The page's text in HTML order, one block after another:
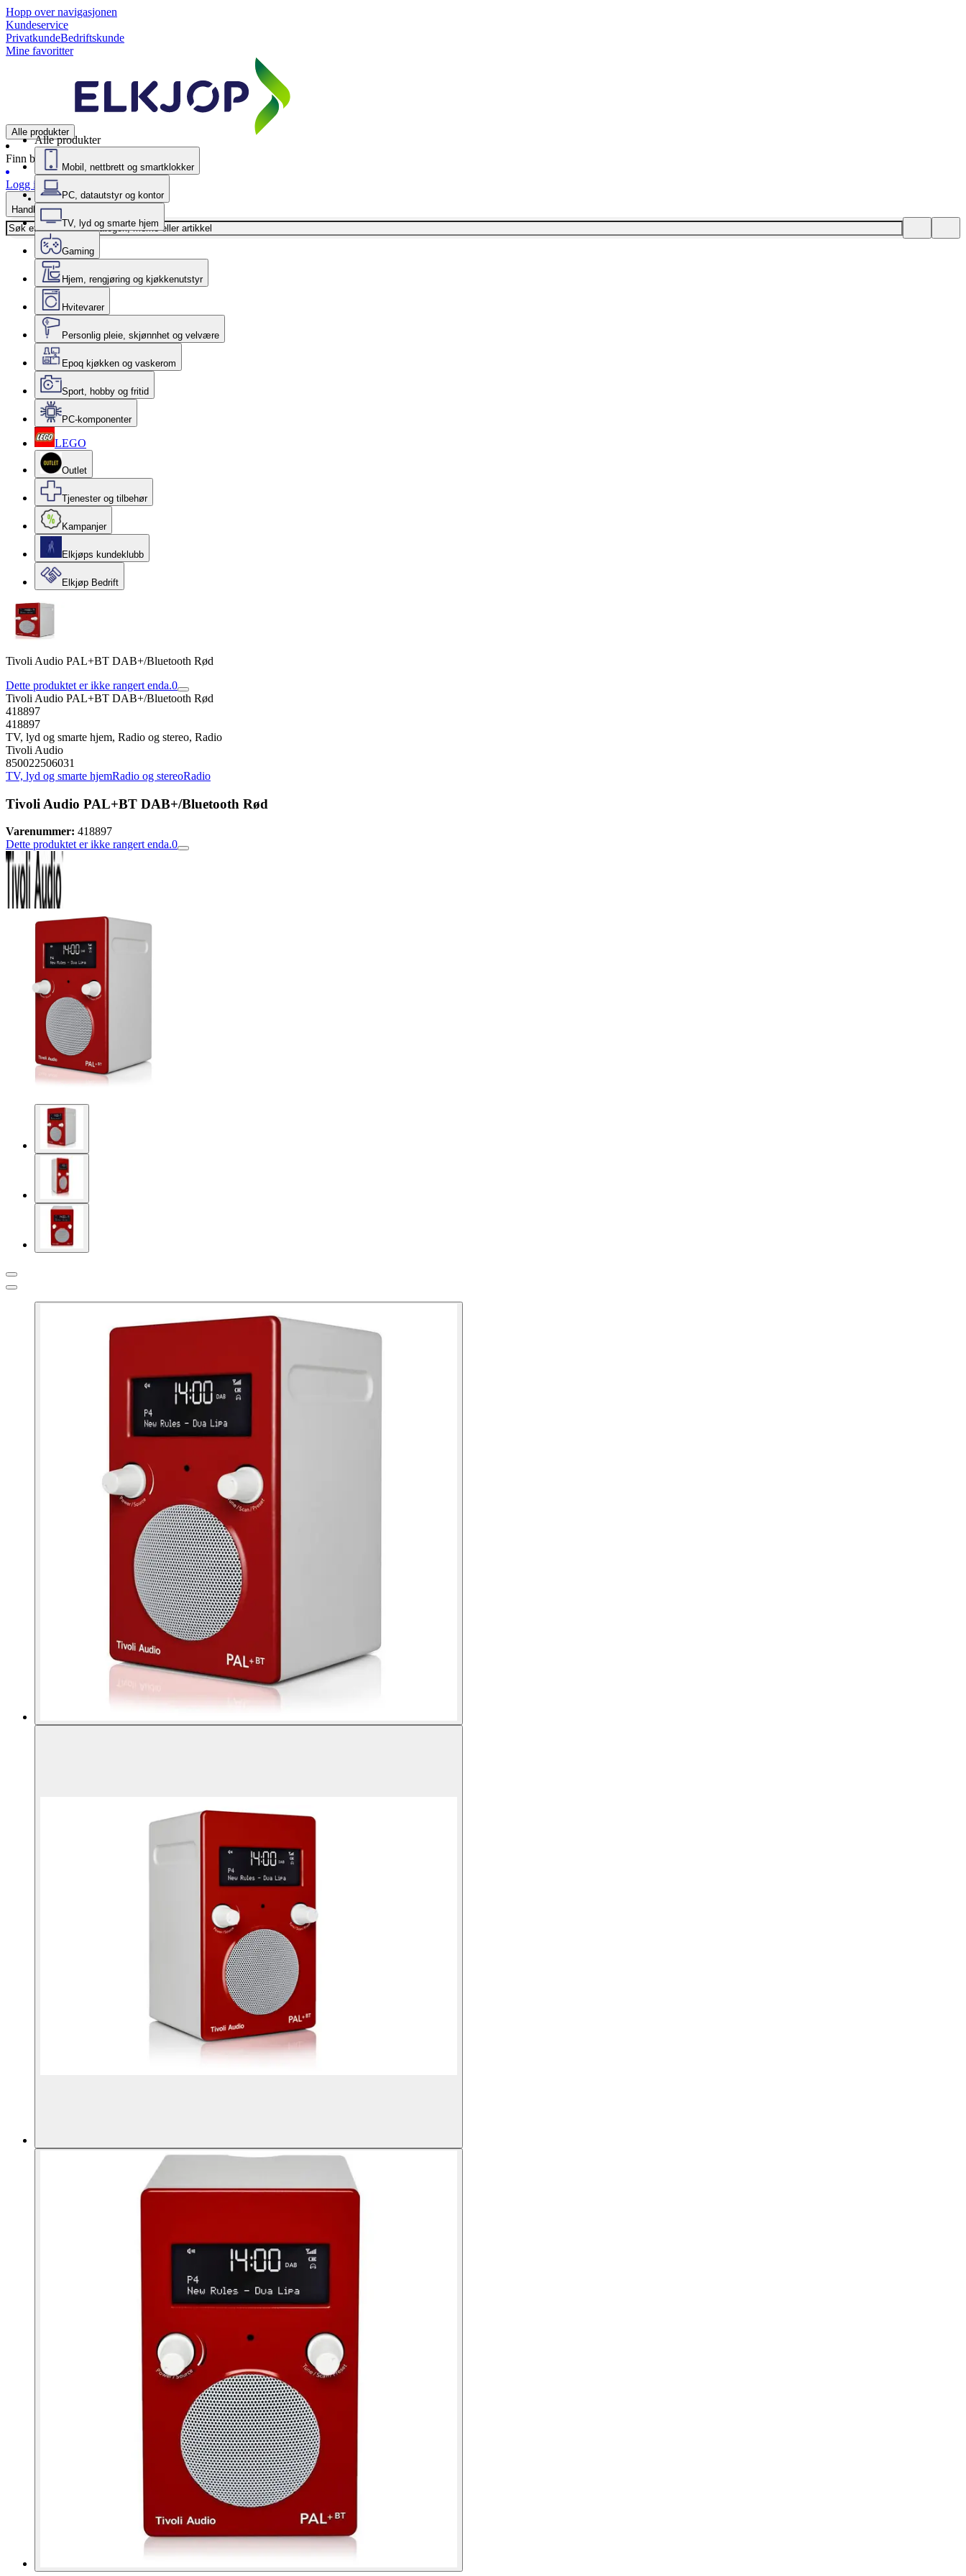
Hopp over navigasjonen
Kundeservice
PrivatkundeBedriftskunde
Mine favoritter
Alle produkter
Finn butikk
Logg inn
Handlekurv
Alle produkter
Mobil, nettbrett og smartklokker
PC, datautstyr og kontor
TV, lyd og smarte hjem
Gaming
Hjem, rengjøring og kjøkkenutstyr
Hvitevarer
Personlig pleie, skjønnhet og velvære
Epoq kjøkken og vaskerom
Sport, hobby og fritid
PC-komponenter
LEGO
Outlet
Tjenester og tilbehør
Kampanjer
Elkjøps kundeklubb
Elkjøp Bedrift
Tivoli Audio PAL+BT DAB+/Bluetooth Rød
Dette produktet er ikke rangert enda.0
Tivoli Audio PAL+BT DAB+/Bluetooth Rød
418897
418897
TV, lyd og smarte hjem, Radio og stereo, Radio
Tivoli Audio
850022506031
TV, lyd og smarte hjemRadio og stereoRadio
Tivoli Audio PAL+BT DAB+/Bluetooth Rød
Varenummer: 418897
Dette produktet er ikke rangert enda.0